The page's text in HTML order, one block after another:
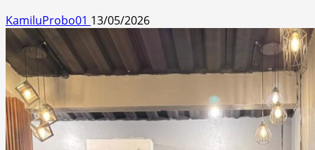
KamiluProbo01 13/05/2026